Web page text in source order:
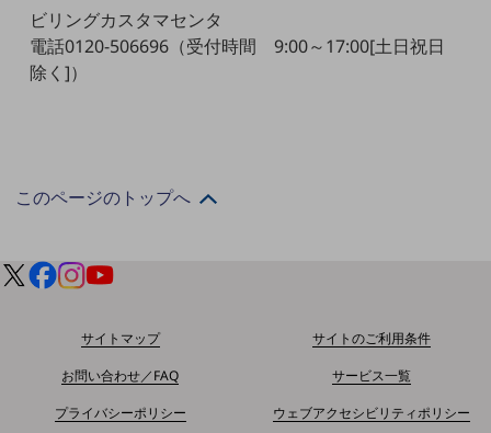
データ利活用
災害対策・BCP
コミュニケーション・情報共有
業務効率化
災害対策
ビリングカスタマセンタ
電話0120-506696（受付時間 9:00～17:00[土日祝日
除く]）
このページのトップへ
サイトマップ
サイトのご利用条件
お問い合わせ／FAQ
サービス一覧
プライバシーポリシー
ウェブアクセシビリティポリシー